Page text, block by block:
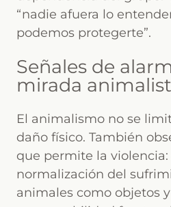
“nadie afuera lo
podemos protegerte”.
Señales de
mirada
El animalismo no se
daño físico. También
que permite la violencia:
normalización del
animales como objetos